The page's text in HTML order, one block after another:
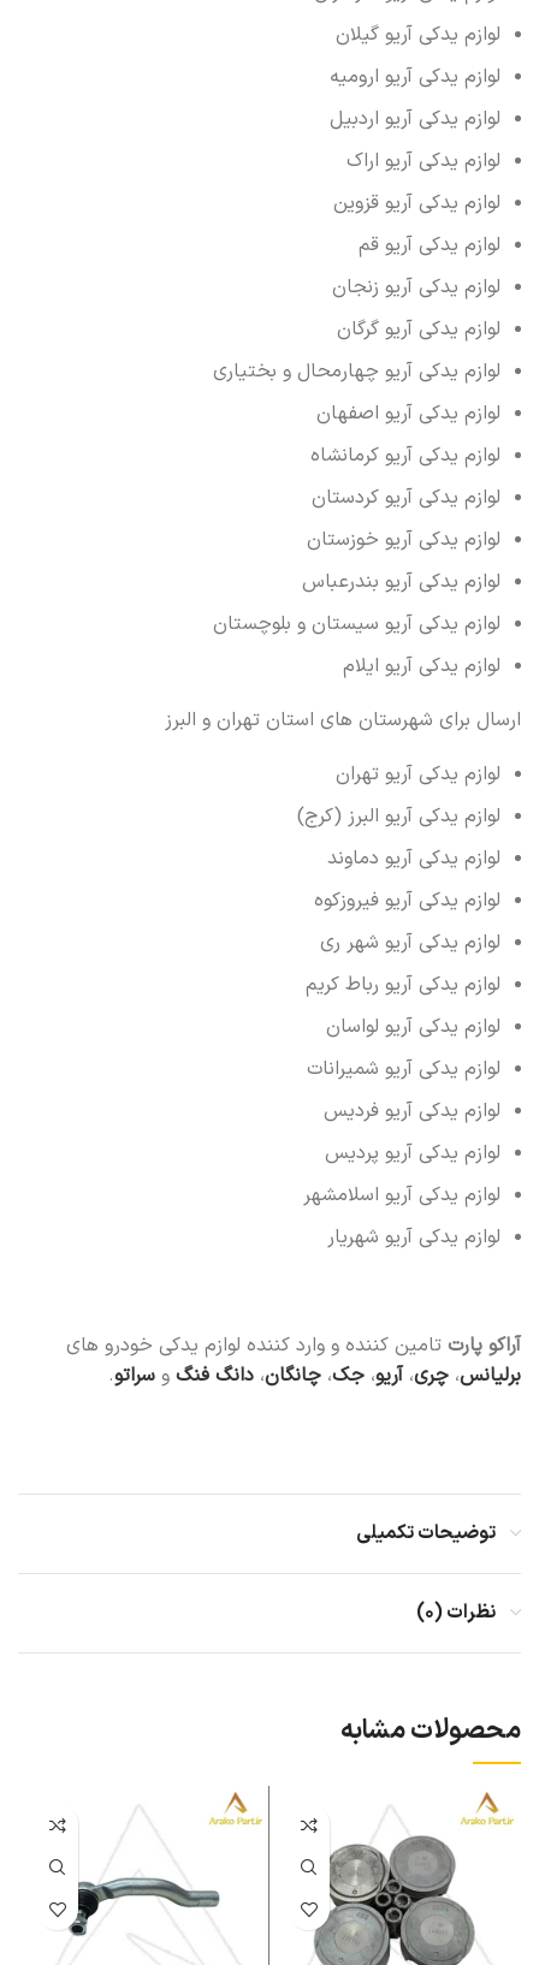
لوازم یدکی آریو گیلان
لوازم یدکی آریو ارومیه
لوازم یدکی آریو اردبیل
لوازم یدکی آریو اراک
لوازم یدکی آریو قزوین
لوازم یدکی آریو قم
لوازم یدکی آریو زنجان
لوازم یدکی آریو گرگان
لوازم یدکی آریو چهارمحال و بختیاری
لوازم یدکی آریو اصفهان
لوازم یدکی آریو کرمانشاه
لوازم یدکی آریو کردستان
لوازم یدکی آریو خوزستان
لوازم یدکی آریو بندرعباس
لوازم یدکی آریو سیستان و بلوچستان
لوازم یدکی آریو ایلام
ارسال برای شهرستان های استان تهران و البرز
لوازم یدکی آریو تهران
لوازم یدکی آریو البرز (کرج)
لوازم یدکی آریو دماوند
لوازم یدکی آریو فیروزکوه
لوازم یدکی آریو شهر ری
لوازم یدکی آریو رباط کریم
لوازم یدکی آریو لواسان
لوازم یدکی آریو شمیرانات
لوازم یدکی آریو فردیس
لوازم یدکی آریو پردیس
لوازم یدکی آریو اسلامشهر
لوازم یدکی آریو شهریار
آراکو پارت تامین کننده و وارد کننده لوازم یدکی خودرو های
برلیانس، چری، آریو، جک، چانگان، دانگ فنگ و سراتو.
توضیحات تکمیلی
نظرات (۰)
محصولات مشابه